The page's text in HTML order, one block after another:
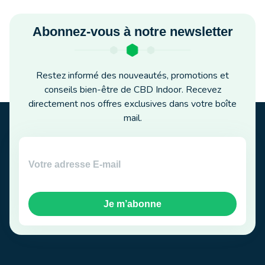
Abonnez-vous à notre newsletter
Restez informé des nouveautés, promotions et
conseils bien-être de CBD Indoor. Recevez
directement nos offres exclusives dans votre boîte
mail.
Je m’abonne